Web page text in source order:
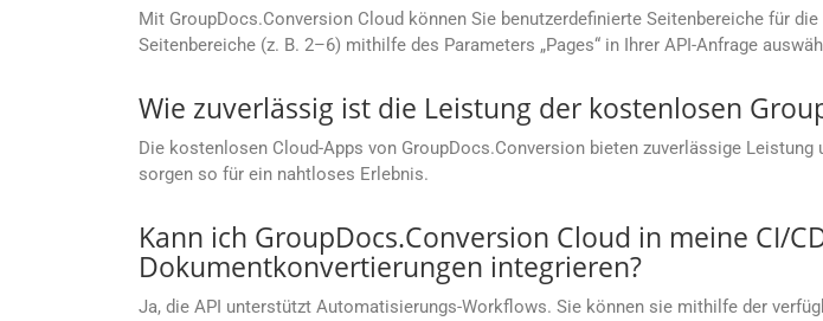
Mit GroupDocs.Conversion Cloud können Sie benutzerdefinierte Seitenbereiche für
Seitenbereiche (z. B. 2–6) mithilfe des Parameters „Pages“ in Ihrer API-Anfrage
Wie zuverlässig ist die Leistung der kostenlosen
Die kostenlosen Cloud-Apps von GroupDocs.Conversion bieten zuverlässige
sorgen so für ein nahtloses Erlebnis.
Kann ich GroupDocs.Conversion Cloud in meine CI/
Dokumentkonvertierungen integrieren?
Ja, die API unterstützt Automatisierungs-Workflows. Sie können sie mithilfe der